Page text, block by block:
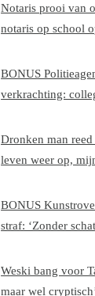
Notaris prooi van
notaris op school
BONUS
verkrachting:
Dronken man
leven weer op,
BONUS
straf: ‘Zonder
Weski bang voor
maar wel